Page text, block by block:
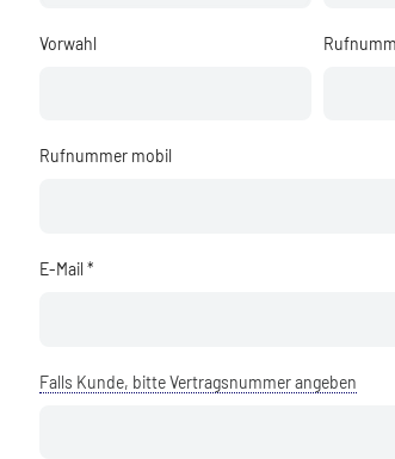
Vorwahl
Rufnummer mobil
E-Mail *
Falls Kunde, bitte Vertragsnummer angeben